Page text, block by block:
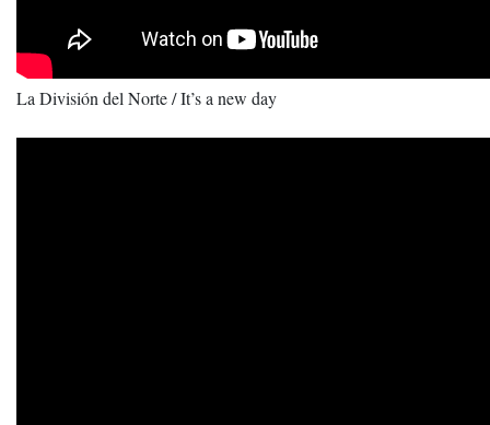
La División del Norte / It’s a new day